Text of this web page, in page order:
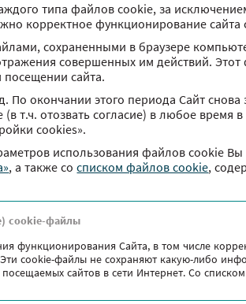
типа файлов cookie, за
корректное функционирование сайта
сохраненными в браузере
совершенных им действий.
сайта.
По окончании этого периода Сайт
т.ч. отозвать согласие) в любое время
cookies».
использования файлов сookie
, а также coсписком файлов cookie,
cookie-файлы
функционирования Сайта, в том числе
сookie-файлы не сохраняют какую-либо
посещаемых сайтов в сети Интернет. Со